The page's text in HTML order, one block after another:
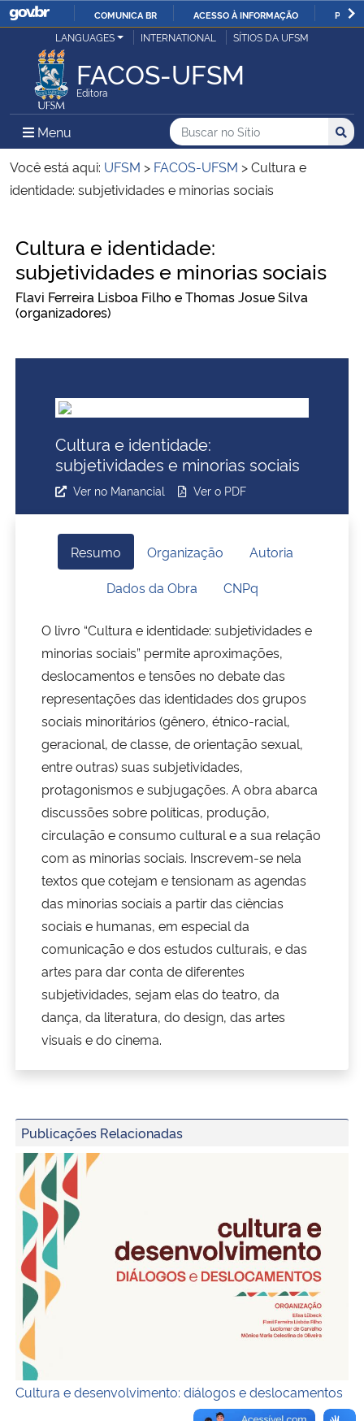
IR
O
COMUNICA BR ACESSO À INFORMAÇÃO
Ministério da Justiça e Segurança Pública
Ministério da Defesa
Ministério das Relações Exteriores
Ministério da Infraestrutura
Ministério da Agricultura, Pecuária e Abastecimento
Ministério da Saúde
Ministério de Minas e Energia
Ministério do Meio Ambiente
Ministério do Desenvolvimento Regional
Controladoria-Geral da União
Ministério da Mulher, da Família e dos Direitos Humanos
Secretaria-Geral
Secretaria de Governo
Gabinete de Segurança Institucional
LANGUAGES INTERNATIONAL SÍTIOS DA UFSM
FACOS-UFSM
Editora
Menu Menu Principal do Sítio
Busca
Buscar no no Sítio
Busca:
Você está aqui: UFSM > FACOS-UFSM >Cultura e
identidade: subjetividades e minorias sociais
Cultura e identidade:
subjetividades e minorias sociais
Flavi Ferreira Lisboa Filho e Thomas Josue Silva
(organizadores)
Cultura e identidade:
subjetividades e minorias sociais
Ver no Manancial Ver o PDF
Resumo Organização
Autoria
Dados da Obra
CNPq
O livro “Cultura e identidade: subjetividades e
minorias sociais” permite aproximações,
deslocamentos e tensões no debate das
representações das identidades dos grupos
sociais minoritários (gênero, étnico-racial,
geracional, de classe, de orientação sexual,
entre outras) suas subjetividades,
protagonismos e subjugações. A obra abarca
discussões sobre políticas, produção,
circulação e consumo cultural e a sua relação
com as minorias sociais. Inscrevem-se nela
textos que cotejam e tensionam as agendas
das minorias sociais a partir das ciências
sociais e humanas, em especial da
comunicação e dos estudos culturais, e das
artes para dar conta de diferentes
subjetividades, sejam elas do teatro, da
dança, da literatura, do design, das artes
visuais e do cinema.
Publicações Relacionadas
Capa
Cultura e desenvolvimento: diálogos e deslocamentos